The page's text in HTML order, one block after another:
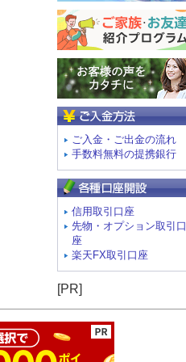
ご入金・ご出金の流れ
手数料無料の提携銀行
信用取引口座
先物・オプション取引口
座
楽天FX取引口座
[PR]